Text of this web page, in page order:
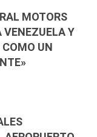
MOTORS
VENEZUELA Y
COMO UN